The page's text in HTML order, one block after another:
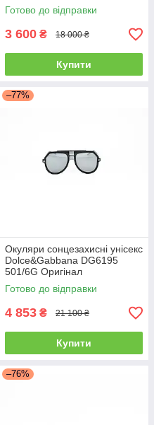
Готово до відправки
3 600 ₴ 18 000 ₴
Купити
–77%
Окуляри сонцезахисні унісекс
Dolce&Gabbana DG6195
501/6G Оригінал
Готово до відправки
4 853 ₴ 21 100 ₴
Купити
–76%